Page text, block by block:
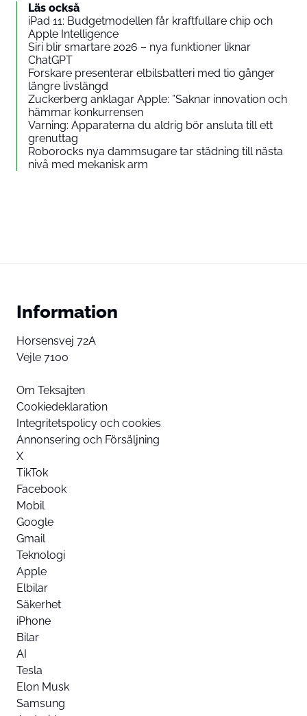
Läs också
iPad 11: Budgetmodellen får kraftfullare chip och
Apple Intelligence
Siri blir smartare 2026 – nya funktioner liknar
ChatGPT
Forskare presenterar elbilsbatteri med tio gånger
längre livslängd
Zuckerberg anklagar Apple: ”Saknar innovation och
hämmar konkurrensen
Varning: Apparaterna du aldrig bör ansluta till ett
grenuttag
Roborocks nya dammsugare tar städning till nästa
nivå med mekanisk arm
Information
Horsensvej 72A
Vejle 7100
Om Teksajten
Cookiedeklaration
Integritetspolicy och cookies
Annonsering och Försäljning
X
TikTok
Facebook
Mobil
Google
Gmail
Teknologi
Apple
Elbilar
Säkerhet
iPhone
Bilar
AI
Tesla
Elon Musk
Samsung